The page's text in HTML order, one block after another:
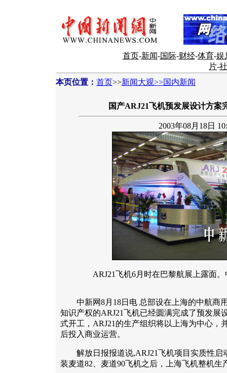
首页-新闻-国际-财经-体育-娱
片-
本页位置： 首页>>新闻大观>>国内新闻
国产ARJ21飞机预发展设计方案
2003年08月18日
ARJ21飞机6月时在巴黎航展上露面
中新网8月18日电 总部设在上海的中航商
知识产权的ARJ21飞机已经圆满完成了预发展
式开工，ARJ21的生产组织将以上海为中心，
后投入商业运营。
解放日报报道说,ARJ21飞机项目实质性启
装麦道82、麦道90飞机之后，上海飞机整机生